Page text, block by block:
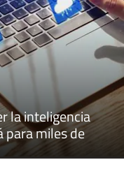
la inteligencia
miles de